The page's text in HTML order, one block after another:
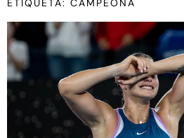
ETIQUETA: CAMPEONA